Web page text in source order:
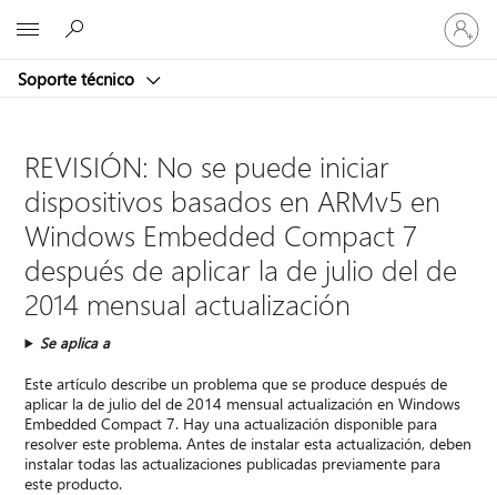
Soporte técnico
Iniciar
sesión
en
cuenta
REVISIÓN: No se puede iniciar
dispositivos basados en ARMv5 en
Windows Embedded Compact 7
después de aplicar la de julio del de
2014 mensual actualización
Se aplica a
Este artículo describe un problema que se produce después de
aplicar la de julio del de 2014 mensual actualización en Windows
Embedded Compact 7. Hay una actualización disponible para
resolver este problema. Antes de instalar esta actualización, deben
instalar todas las actualizaciones publicadas previamente para
este producto.